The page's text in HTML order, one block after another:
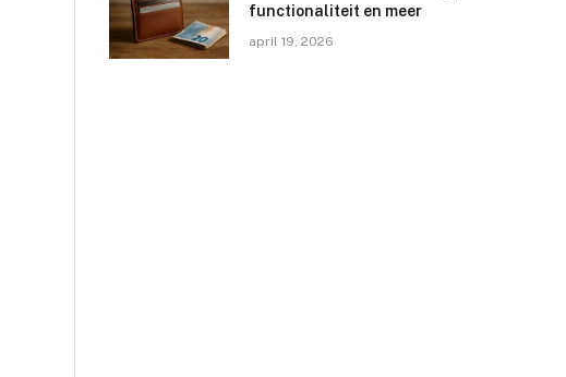
functionaliteit en meer
april 19, 2026